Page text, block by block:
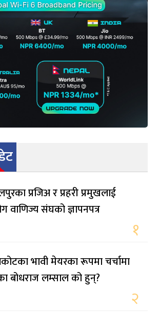
प्रजिअ र प्रहरी प्रमुखलाई
वाणिज्य संघको ज्ञापनपत्र
१
भावी मेयरका रूपमा चर्चामा
बोधराज लम्साल को हुन्?
२